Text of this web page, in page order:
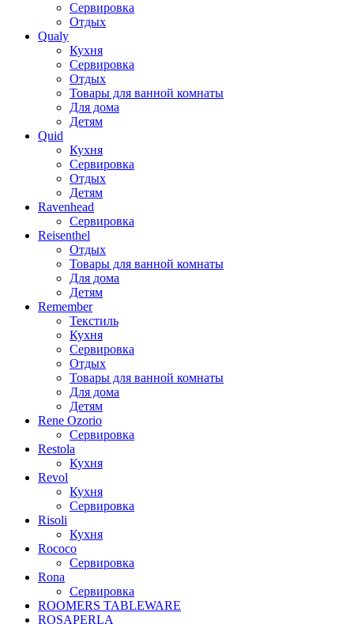
Сервировка
Отдых
Qualy
Кухня
Сервировка
Отдых
Товары для ванной комнаты
Для дома
Детям
Quid
Кухня
Сервировка
Отдых
Детям
Ravenhead
Сервировка
Reisenthel
Отдых
Товары для ванной комнаты
Для дома
Детям
Remember
Текстиль
Кухня
Сервировка
Отдых
Товары для ванной комнаты
Для дома
Детям
Rene Ozorio
Сервировка
Restola
Кухня
Revol
Кухня
Сервировка
Risoli
Кухня
Rococo
Сервировка
Rona
Сервировка
ROOMERS TABLEWARE
ROSAPERLA